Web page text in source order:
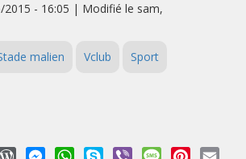
2015 - 16:05 | Modifié le sam,
malien Vclub Sport
WordPressMessengerWhatsApp
Skype Viber MessagePinterest